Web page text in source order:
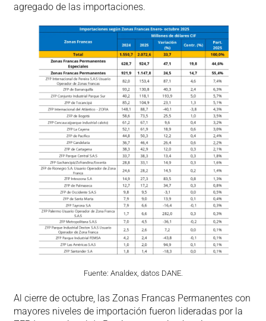
agregado de las importaciones.
Fuente: Analdex, datos DANE.
Al cierre de octubre, las Zonas Francas Permanentes con
mayores niveles de importación fueron lideradas por la